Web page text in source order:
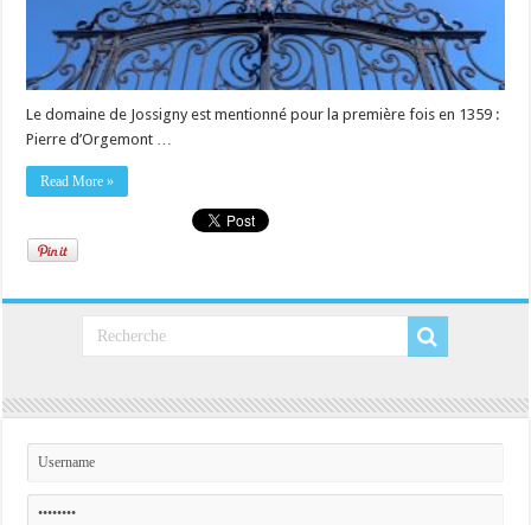
Le domaine de Jossigny est mentionné pour la première fois en 1359 :
Pierre d’Orgemont …
Read More »